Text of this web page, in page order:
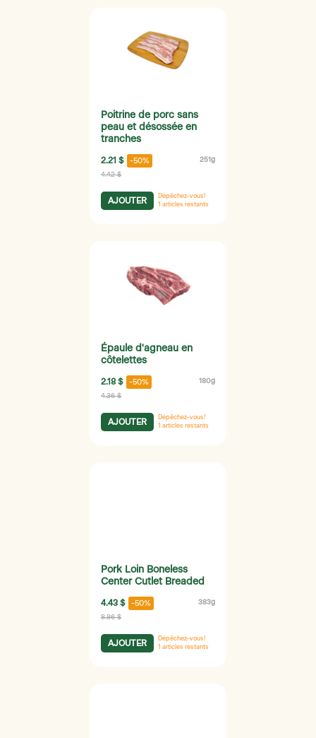
Poitrine de porc sans
peau et désossée en
tranches
2.21 $ -50% 251g
4.42 $
AJOUTER
Dépêchez-vous!
1 articles restants
Épaule d'agneau en
côtelettes
2.18 $ -50% 180g
4.36 $
AJOUTER
Dépêchez-vous!
1 articles restants
Pork Loin Boneless
Center Cutlet Breaded
4.43 $ -50% 383g
8.86 $
AJOUTER
Dépêchez-vous!
1 articles restants